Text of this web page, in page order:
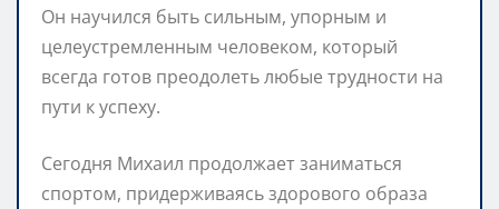
Он научился быть сильным, упорным и
целеустремленным человеком, который
всегда готов преодолеть любые трудности на
пути к успеху.
Сегодня Михаил продолжает заниматься
спортом, придерживаясь здорового образа